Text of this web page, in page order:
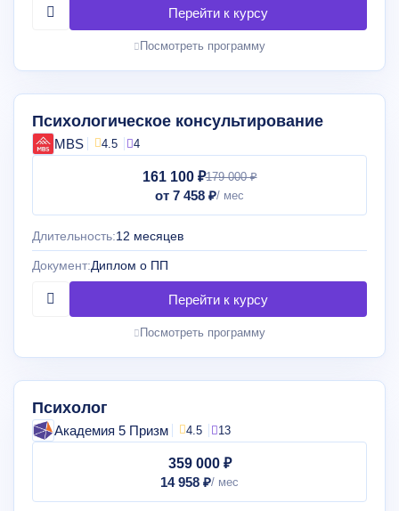
Посмотреть программу
Психологическое консультирование
MBS 4.5 4
161 100 ₽179 000 ₽
от 7 458 ₽
Длительность:12 месяцев
Документ:Диплом о ПП
Посмотреть программу
Психолог
Академия 5 Призм 4.5 13
359 000 ₽
14 958 ₽